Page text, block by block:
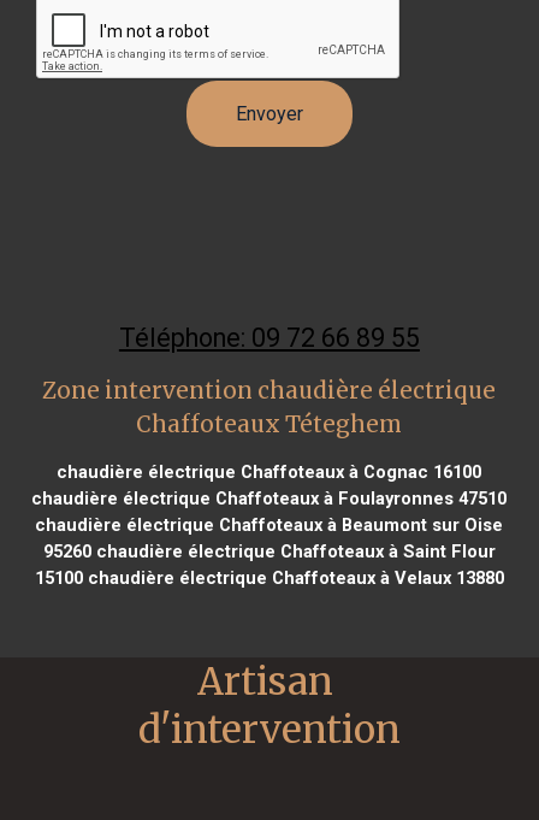
Téléphone: 09 72 66 89 55
Zone intervention chaudière électrique
Chaffoteaux Téteghem
chaudière électrique Chaffoteaux à Cognac 16100
chaudière électrique Chaffoteaux à Foulayronnes 47510
chaudière électrique Chaffoteaux à Beaumont sur Oise
95260chaudière électrique Chaffoteaux à Saint Flour
15100chaudière électrique Chaffoteaux à Velaux 13880
Artisan
d'intervention